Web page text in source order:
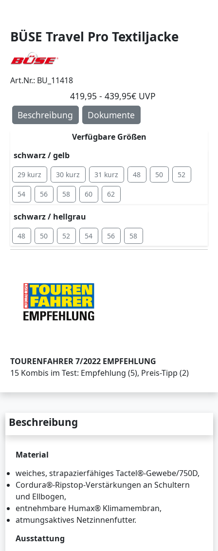
BÜSE Travel Pro Textiljacke
Art.Nr.: BU_11418
419,95 - 439,95€ UVP
Beschreibung
Dokumente
Verfügbare Größen
schwarz / gelb
29 kurz 30 kurz 31 kurz 48 50 52
54 56 58 60 62
schwarz / hellgrau
48 50 52 54 56 58
TOURENFAHRER 7/2022 EMPFEHLUNG
15 Kombis im Test: Empfehlung (5), Preis-Tipp (2)
Beschreibung
Material
weiches, strapazierfähiges Tactel®-Gewebe/750D,
Cordura®-Ripstop-Verstärkungen an Schultern
und Ellbogen,
entnehmbare Humax® Klimamembran,
atmungsaktives Netzinnenfutter.
Ausstattung